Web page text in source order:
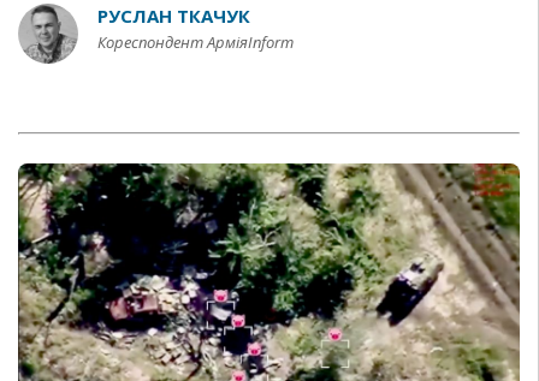
РУСЛАН ТКАЧУК
Кореспондент АрміяInform